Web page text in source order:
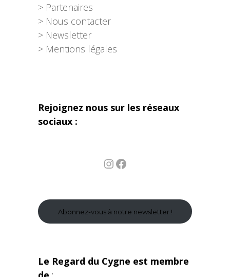
> Partenaires
> Nous contacter
> Newsletter
> Mentions légales
Rejoignez nous sur les réseaux
sociaux :
InstagramFacebook
Abonnez-vous à notre newsletter !
Le Regard du Cygne est membre